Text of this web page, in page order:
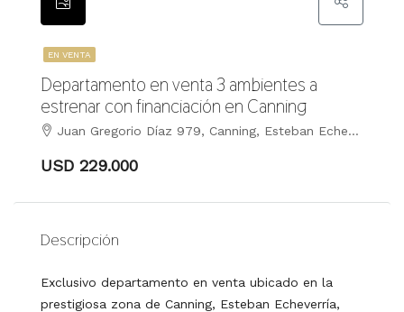
EN VENTA
Departamento en venta 3 ambientes a
estrenar con financiación en Canning
Juan Gregorio Díaz 979, Canning, Esteban Echeverría
USD 229.000
Descripción
Exclusivo departamento en venta ubicado en la
prestigiosa zona de Canning, Esteban Echeverría,